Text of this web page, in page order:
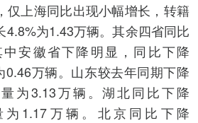
仅上海同比出现小幅增长，转籍
4.8%为1.43万辆。其余四省同比
安徽省下降明显，同比下降
0.46万辆。山东较去年同期下降
为3.13万辆。湖北同比下降
为1.17万辆。北京同比下降